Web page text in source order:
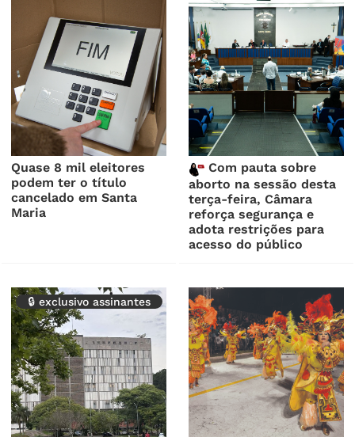
Quase 8 mil eleitores
podem ter o título
cancelado em Santa
Maria
Com pauta sobre
aborto na sessão desta
terça-feira, Câmara
reforça segurança e
adota restrições para
acesso do público
🔒 exclusivo assinantes